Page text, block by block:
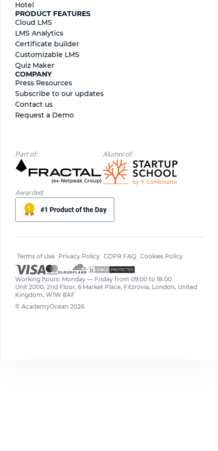
Hotel
PRODUCT FEATURES
Cloud LMS
LMS Analytics
Certificate builder
Сustomizable LMS
Quiz Maker
COMPANY
Press Resources
Subscribe to our updates
Contact us
Request a Demo
Part of: Alumni of:
Awarded:
#1 Product of the Day
Terms of Use Privacy Policy GDPR FAQ Cookies Policy
Working hours: Monday — Friday from 09:00 to 18:00
Unit 2000, 2nd Floor, 6 Market Place, Fitzrovia, London, United
Kingdom, W1W 8AF
© AcademyOcean 2026